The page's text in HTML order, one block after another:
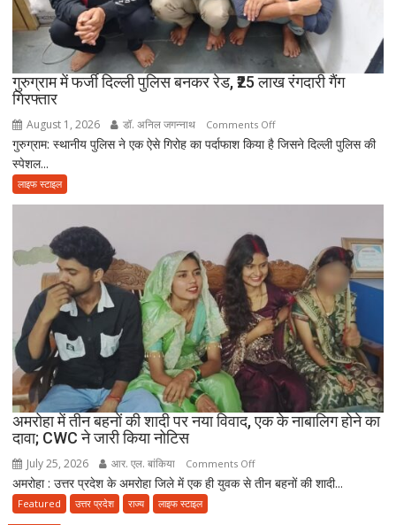
पर
अकेले
हो
वृद्धाश्रम
गुरुग्राम में फर्जी दिल्ली पुलिस बनकर रेड, ₹25 लाख रंगदारी गैंग
गिरफ्तार
August 1, 2026 डॉ. अनिल जगन्नाथ Comments Offon
गुरुग्राम
दिल्ली
रेड,
₹25
लाख
रंगदारी
गैंग
गिरफ्तार
गुरुग्राम: स्थानीय पुलिस ने एक ऐसे गिरोह का पर्दाफाश किया है जिसने दिल्ली पुलिस की
स्पेशल...
लाइफ स्टाइल
अमरोहा में तीन बहनों की शादी पर नया विवाद, एक के नाबालिग होने का
दावा; CWC ने जारी किया नोटिस
July 25, 2026 आर. एल. बांकिया Comments Offon
अमरोहा
अमरोहा : उत्तर प्रदेश के अमरोहा जिले में एक ही युवक से तीन बहनों की शादी...
Featured उत्तर प्रदेश राज्य लाइफ स्टाइल